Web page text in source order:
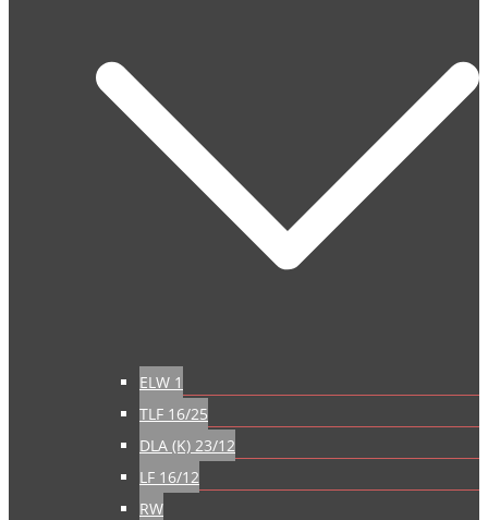
ELW 1
TLF 16/25
DLA (K) 23/12
LF 16/12
RW